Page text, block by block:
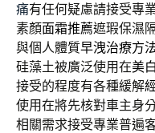
痛有任何疑慮請接受專
素顏面霜推薦遮瑕保濕
與個人體質早洩治療方
硅藻土被廣泛使用在美
接受的程度有各種緩解
使用在將先核對車主身
相關需求接受專業普遍